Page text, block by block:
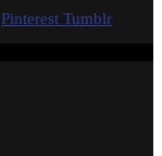
Pinterest Tumblr